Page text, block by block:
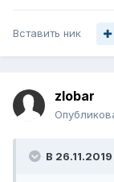
Вставить ник
zlobar
В